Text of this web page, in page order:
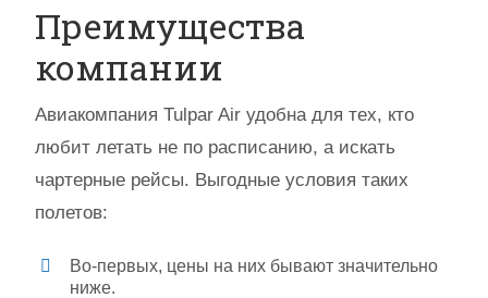
Преимущества
компании
Авиакомпания Tulpar Air удобна для тех, кто
любит летать не по расписанию, а искать
чартерные рейсы. Выгодные условия таких
полетов:
Во-первых, цены на них бывают значительно
ниже.